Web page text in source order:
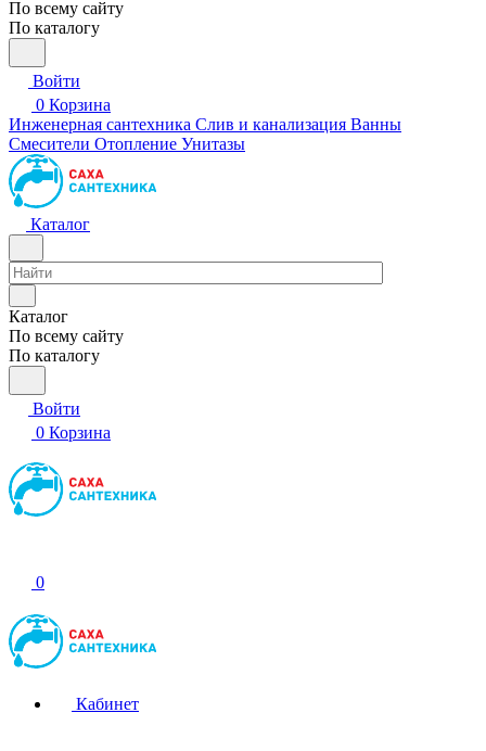
По всему сайту
По каталогу
Войти
0 Корзина
Инженерная сантехника Слив и канализация Ванны
Смесители Отопление Унитазы
Каталог
Каталог
По всему сайту
По каталогу
Войти
0 Корзина
0
Кабинет